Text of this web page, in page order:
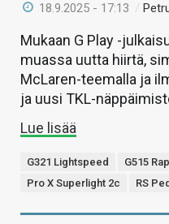
18.9.2025 - 17:13 /
Mukaan G Play -
muassa uutta hiirtä,
McLaren-teemalla ja
ja uusi TKL-
Lue lisää
G321 Lightspeed G515
Pro X Superlight 2c
RS